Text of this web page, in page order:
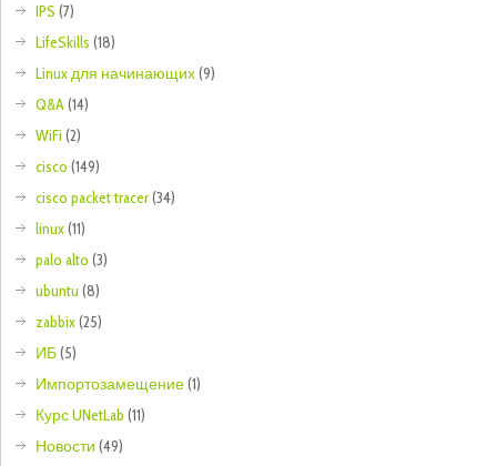
IPS (7)
LifeSkills (18)
Linux для начинающих(9)
Q&A(14)
WiFi (2)
cisco (149)
cisco packet tracer(34)
linux(11)
palo alto (3)
ubuntu (8)
zabbix(25)
ИБ(5)
Импортозамещение(1)
Курс UNetLab (11)
Новости (49)